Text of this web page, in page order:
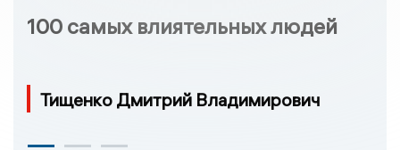
100 самых влиятельных людей
Тищенко Дмитрий Владимирович